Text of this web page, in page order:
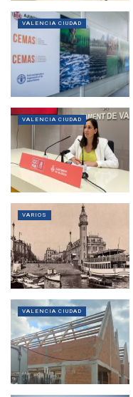
VALENCIA CIUDAD
VALENCIA CIUDAD
VARIOS
VALENCIA CIUDAD